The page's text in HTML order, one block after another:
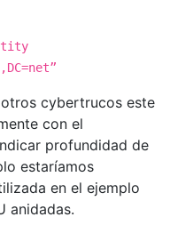
cybertrucos este
con el
profundidad de
estaríamos
en el ejemplo
anidadas.